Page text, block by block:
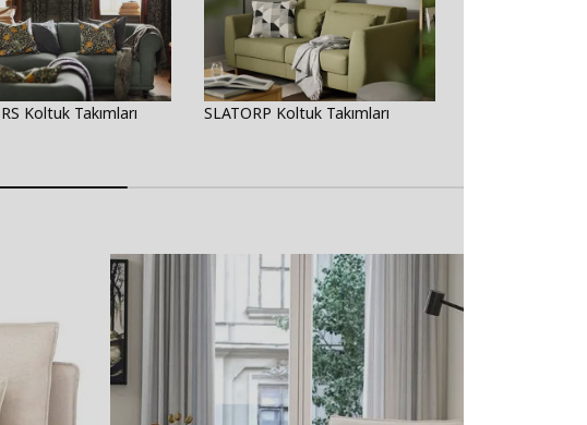
Koltuk Takımları SLATORP Koltuk Takımları